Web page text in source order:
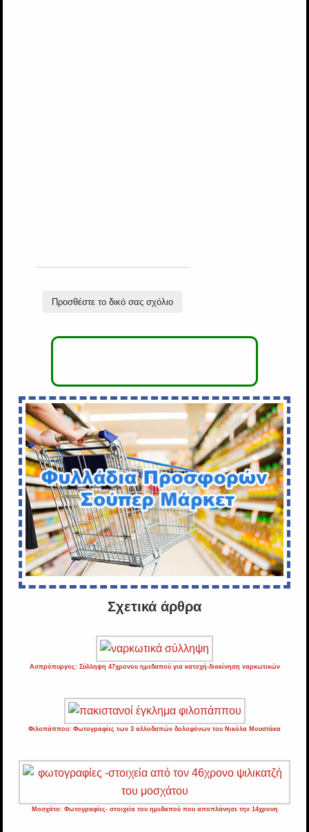
Προσθέστε το δικό σας σχόλιο
Σχετικά άρθρα
Ασπρόπυργος: Σύλληψη 47χρονου ημεδαπού για κατοχή-διακίνηση ναρκωτικών
Φιλοπάππου: Φωτογραφίες των 3 αλλοδαπών δολοφόνων του Νικόλα Μουστάκα
Μοσχάτο: Φωτογραφίες- στοιχεία του ημεδαπού που αποπλάνησε την 14χρονη